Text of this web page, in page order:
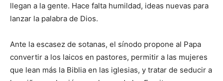
llegan a la gente. Hace falta humildad, ideas nuevas para
lanzar la palabra de Dios.
Ante la escasez de sotanas, el sínodo propone al Papa
convertir a los laicos en pastores, permitir a las mujeres
que lean más la Biblia en las iglesias, y tratar de seducir a